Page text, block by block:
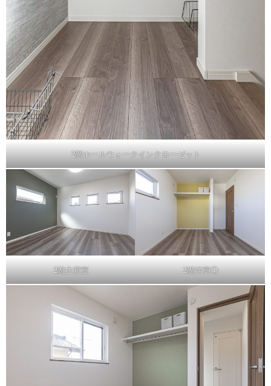
2階ホールウォークインクローゼット
2階主寝室 2階洋室①